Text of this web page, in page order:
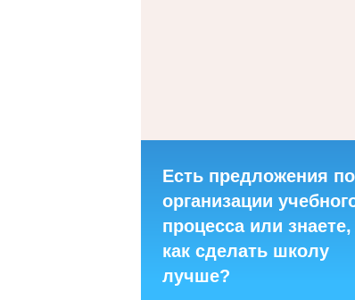
Есть предложения по
организации
процесса или знаете,
как сделать школу
лучше?